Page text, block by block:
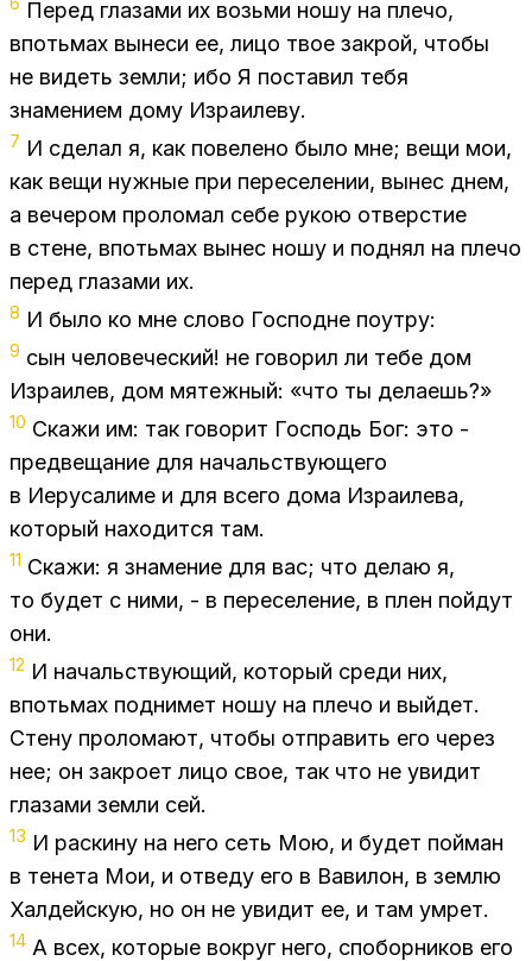
Пе­ред гла­за­ми их возь­ми ношу на пле­чо,
впотьмах вы­не­си ее, лицо твое за­крой, что­бы
не ви­деть зем­ли; ибо Я по­ста­вил тебя
зна­ме­ни­ем дому Из­ра­и­ле­ву.
7 И сде­лал я, как по­ве­ле­но было мне; вещи мои,
как вещи нуж­ные при пе­ре­се­ле­нии, вы­нес днем,
а ве­че­ром про­ло­мал себе ру­кою от­вер­стие
в стене, впотьмах вы­нес ношу и под­нял на пле­чо
пе­ред гла­за­ми их.
8 И было ко мне сло­во Гос­подне по­ут­ру:
9 сын че­ло­ве­че­ский! не го­во­рил ли тебе дом
Из­ра­и­лев, дом мя­теж­ный: «что ты де­ла­ешь?»
10 Ска­жи им: так го­во­рит Гос­подь Бог: это -
пред­ве­ща­ние для на­чаль­ству­ю­ще­го
в Иеру­са­ли­ме и для все­го дома Из­ра­и­ле­ва,
ко­то­рый на­хо­дит­ся там.
11 Ска­жи: я зна­ме­ние для вас; что де­лаю я,
то бу­дет с ними, - в пе­ре­се­ле­ние, в плен пой­дут
они.
12 И на­чаль­ству­ю­щий, ко­то­рый сре­ди них,
впотьмах под­ни­мет ношу на пле­чо и вый­дет.
Сте­ну про­ло­ма­ют, что­бы от­пра­вить его че­рез
нее; он за­кро­ет лицо свое, так что не уви­дит
гла­за­ми зем­ли сей.
13 И рас­ки­ну на него сеть Мою, и бу­дет пой­ман
в те­не­та Мои, и от­ве­ду его в Ва­ви­лон, в зем­лю
Хал­дей­скую, но он не уви­дит ее, и там умрет.
14 А всех, ко­то­рые во­круг него, спо­бор­ни­ков его